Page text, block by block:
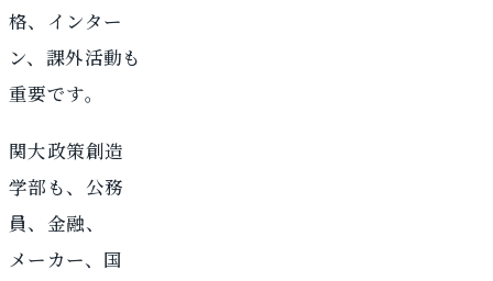
格、インター
ン、課外活動も
重要です。
関大政策創造
学部も、公務
員、金融、
メーカー、国